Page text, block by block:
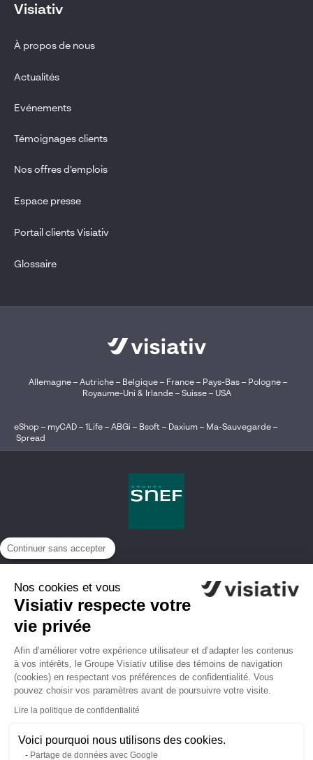
Continuer sans accepter
Nos cookies et vous
Visiativ respecte votre
vie privée
Afin d’améliorer votre expérience utilisateur et d’adapter les contenus
à vos intérêts, le Groupe Visiativ utilise des témoins de navigation
(cookies) en respectant vos préférences de confidentialité. Vous
pouvez choisir vos paramètres avant de poursuivre votre visite.
Lire la politique de confidentialité
Voici pourquoi nous utilisons des cookies.
Partage de données avec Google
Visiativ
À propos de nous
Actualités
Evénements
Témoignages clients
Nos offres d’emplois
Espace presse
Portail clients Visiativ
Glossaire
Allemagne– Autriche– Belgique – France– Pays-Bas– Pologne–
Royaume-Uni & Irlande– Suisse– USA
eShop – myCAD – 1Life – ABGi – Bsoft – Daxium – Ma-Sauvegarde –
Spread